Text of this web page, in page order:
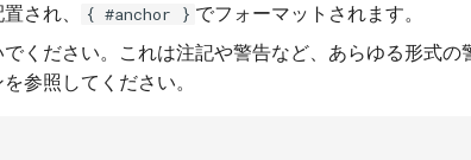
され、 { #anchor } でフォーマットされます。
ください。これは注記や警告など、あらゆる形式の
参照してください。